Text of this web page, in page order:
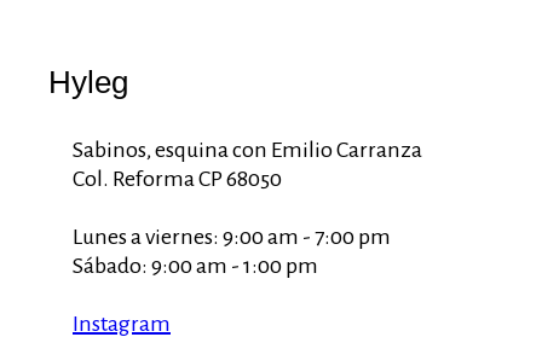
Hyleg
Sabinos, esquina con Emilio Carranza
Col. Reforma CP 68050
Lunes a viernes: 9:00 am - 7:00 pm
Sábado: 9:00 am - 1:00 pm
Instagram